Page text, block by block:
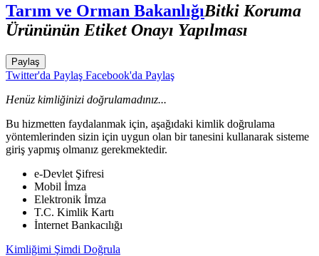
Tarım ve Orman BakanlığıBitki Koruma
Ürününün Etiket Onayı Yapılması
Paylaş
Twitter'da Paylaş Facebook'da Paylaş
Henüz kimliğinizi doğrulamadınız...
Bu hizmetten faydalanmak için, aşağıdaki kimlik doğrulama
yöntemlerinden sizin için uygun olan bir tanesini kullanarak sisteme
giriş yapmış olmanız gerekmektedir.
e-Devlet Şifresi
Mobil İmza
Elektronik İmza
T.C. Kimlik Kartı
İnternet Bankacılığı
Kimliğimi Şimdi Doğrula